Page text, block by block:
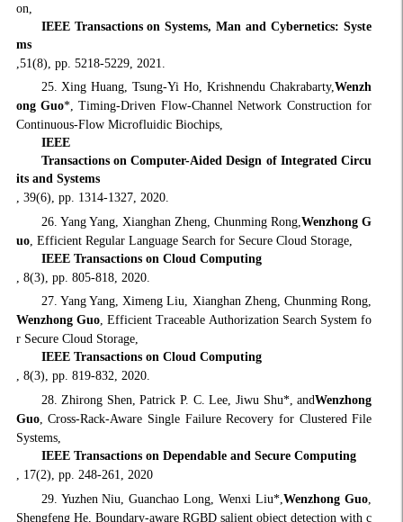
on,
IEEE Transactions on Systems, Man and Cybernetics: Syste
ms
,51(8), pp. 5218-5229, 2021.
25. Xing Huang, Tsung-Yi Ho, Krishnendu Chakrabarty,Wenzh
ong Guo*, Timing-Driven Flow-Channel Network Construction for
Continuous-Flow Microfluidic Biochips,
IEEE
Transactions on Computer-Aided Design of Integrated Circu
its and Systems
, 39(6), pp. 1314-1327, 2020.
26. Yang Yang, Xianghan Zheng, Chunming Rong,Wenzhong G
uo, Efficient Regular Language Search for Secure Cloud Storage,
IEEE Transactions on Cloud Computing
, 8(3), pp. 805-818, 2020.
27. Yang Yang, Ximeng Liu, Xianghan Zheng, Chunming Rong,
Wenzhong Guo, Efficient Traceable Authorization Search System fo
r Secure Cloud Storage,
IEEE Transactions on Cloud Computing
, 8(3), pp. 819-832, 2020.
28. Zhirong Shen, Patrick P. C. Lee, Jiwu Shu*, andWenzhong
Guo, Cross-Rack-Aware Single Failure Recovery for Clustered File
Systems,
IEEE Transactions on Dependable and Secure Computing
, 17(2), pp. 248-261, 2020
29. Yuzhen Niu, Guanchao Long, Wenxi Liu*,Wenzhong Guo
Shengfeng He, Boundary-aware RGBD salient object detection with c